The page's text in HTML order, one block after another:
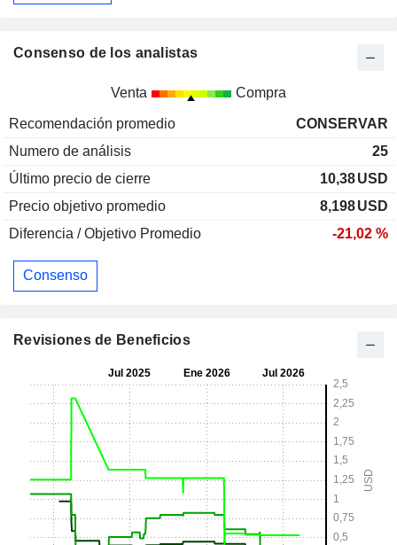
Consenso de los analistas
Venta Compra
Recomendación promedio
CONSERVAR
Numero de análisis
25
Último precio de cierre
10,38USD
Precio objetivo promedio
8,198USD
Diferencia / Objetivo Promedio
-21,02 %
Consenso
Revisiones de Beneficios